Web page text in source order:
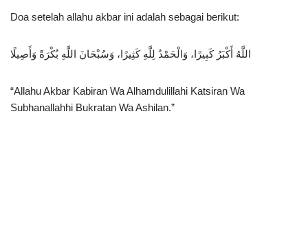
Doa setelah allahu akbar ini adalah sebagai berikut:
اللَّهُ أَكْبَرُ كَبِيرًا، وَالْحَمْدُ لِلَّهِ كَثِيرًا، وَسُبْحَانَ اللَّهِ بُكْرَةً وَأَصِيلًا
“Allahu Akbar Kabiran Wa Alhamdulillahi Katsiran Wa
Subhanallahhi Bukratan Wa Ashilan.”